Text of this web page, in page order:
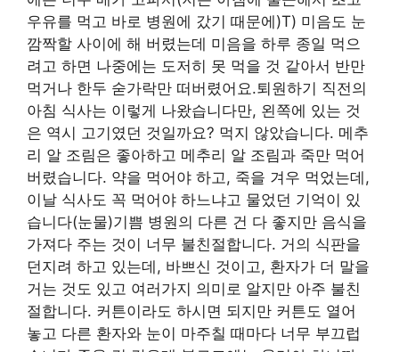
우유를 먹고 바로 병원에 갔기 때문에)T) 미음도 눈
깜짝할 사이에 해 버렸는데 미음을 하루 종일 먹으
려고 하면 나중에는 도저히 못 먹을 것 같아서 반만
먹거나 한두 숟가락만 떠버렸어요.퇴원하기 직전의
아침 식사는 이렇게 나왔습니다만, 왼쪽에 있는 것
은 역시 고기였던 것일까요? 먹지 않았습니다. 메추
리 알 조림은 좋아하고 메추리 알 조림과 죽만 먹어
버렸습니다. 약을 먹어야 하고, 죽을 겨우 먹었는데,
이날 식사도 꼭 먹어야 하느냐고 물었던 기억이 있
습니다(눈물)기쁨 병원의 다른 건 다 좋지만 음식을
가져다 주는 것이 너무 불친절합니다. 거의 식판을
던지려 하고 있는데, 바쁘신 것이고, 환자가 더 말을
거는 것도 있고 여러가지 의미로 알지만 아주 불친
절합니다. 커튼이라도 하시면 되지만 커튼도 열어
놓고 다른 환자와 눈이 마주칠 때마다 너무 부끄럽